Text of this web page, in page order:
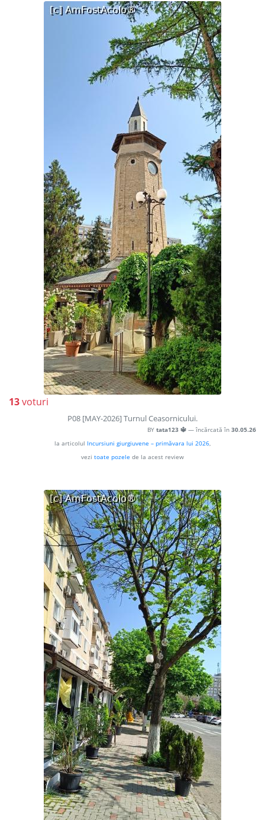
13voturi
P08 [MAY-2026] Turnul Ceasornicului.
BY tata123 🔱 — încărcată în 30.05.26
la articolul Incursiuni giurgiuvene – primăvara lui 2026,
vezi toate pozele de la acest review